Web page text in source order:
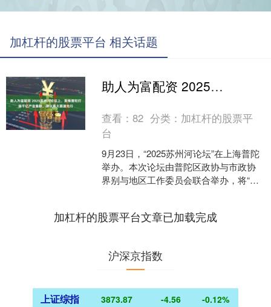
加杠杆的股票平台 相关话题
助人为富配资 2025苏州河论坛上，聚焦普陀打造千亿产业集群，建议两大赛道先行
查看：82 分类： 加杠杆的股票平
台
9月23日，“2025苏州河论坛”在上海普陀
举办。本次论坛由普陀区政协与市政协
界别与地区工作委员会联合举办，将“以
加杠杆的股票平台文章已加载完成
沪深京指数
上证综指 3873.87 -4.56 -0.12%